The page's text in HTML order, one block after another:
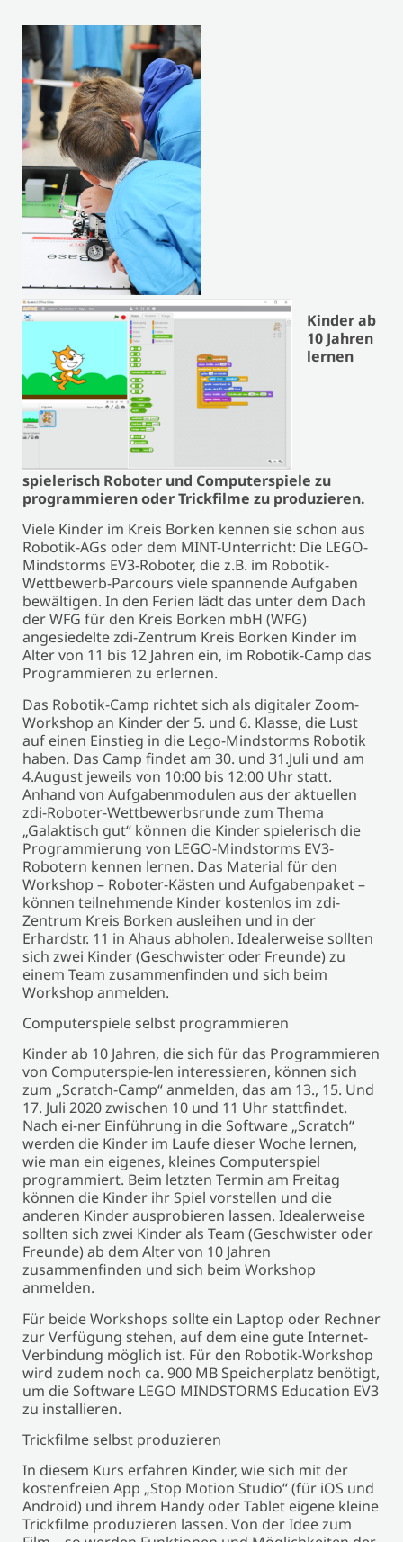
Kinder ab
10 Jahren
lernen
spielerisch Roboter und Computerspiele zu
programmieren oder Trickfilme zu produzieren.
Viele Kinder im Kreis Borken kennen sie schon aus
Robotik-AGs oder dem MINT-Unterricht: Die LEGO-
Mindstorms EV3-Roboter, die z.B. im Robotik-
Wettbewerb-Parcours viele spannende Aufgaben
bewältigen. In den Ferien lädt das unter dem Dach
der WFG für den Kreis Borken mbH (WFG)
angesiedelte zdi-Zentrum Kreis Borken Kinder im
Alter von 11 bis 12 Jahren ein, im Robotik-Camp das
Programmieren zu erlernen.
Das Robotik-Camp richtet sich als digitaler Zoom-
Workshop an Kinder der 5. und 6. Klasse, die Lust
auf einen Einstieg in die Lego-Mindstorms Robotik
haben. Das Camp findet am 30. und 31.Juli und am
4.August jeweils von 10:00 bis 12:00 Uhr statt.
Anhand von Aufgabenmodulen aus der aktuellen
zdi-Roboter-Wettbewerbsrunde zum Thema
„Galaktisch gut“ können die Kinder spielerisch die
Programmierung von LEGO-Mindstorms EV3-
Robotern kennen lernen. Das Material für den
Workshop – Roboter-Kästen und Aufgabenpaket –
können teilnehmende Kinder kostenlos im zdi-
Zentrum Kreis Borken ausleihen und in der
Erhardstr. 11 in Ahaus abholen. Idealerweise sollten
sich zwei Kinder (Geschwister oder Freunde) zu
einem Team zusammenfinden und sich beim
Workshop anmelden.
Computerspiele selbst programmieren
Kinder ab 10 Jahren, die sich für das Programmieren
von Computerspie-len interessieren, können sich
zum „Scratch-Camp“ anmelden, das am 13., 15. Und
17. Juli 2020 zwischen 10 und 11 Uhr stattfindet.
Nach ei-ner Einführung in die Software „Scratch“
werden die Kinder im Laufe dieser Woche lernen,
wie man ein eigenes, kleines Computerspiel
programmiert. Beim letzten Termin am Freitag
können die Kinder ihr Spiel vorstellen und die
anderen Kinder ausprobieren lassen. Idealerweise
sollten sich zwei Kinder als Team (Geschwister oder
Freunde) ab dem Alter von 10 Jahren
zusammenfinden und sich beim Workshop
anmelden.
Für beide Workshops sollte ein Laptop oder Rechner
zur Verfügung stehen, auf dem eine gute Internet-
Verbindung möglich ist. Für den Robotik-Workshop
wird zudem noch ca. 900 MB Speicherplatz benötigt,
um die Software LEGO MINDSTORMS Education EV3
zu installieren.
Trickfilme selbst produzieren
In diesem Kurs erfahren Kinder, wie sich mit der
kostenfreien App „Stop Motion Studio“ (für iOS und
Android) und ihrem Handy oder Tablet eigene kleine
Trickfilme produzieren lassen. Von der Idee zum